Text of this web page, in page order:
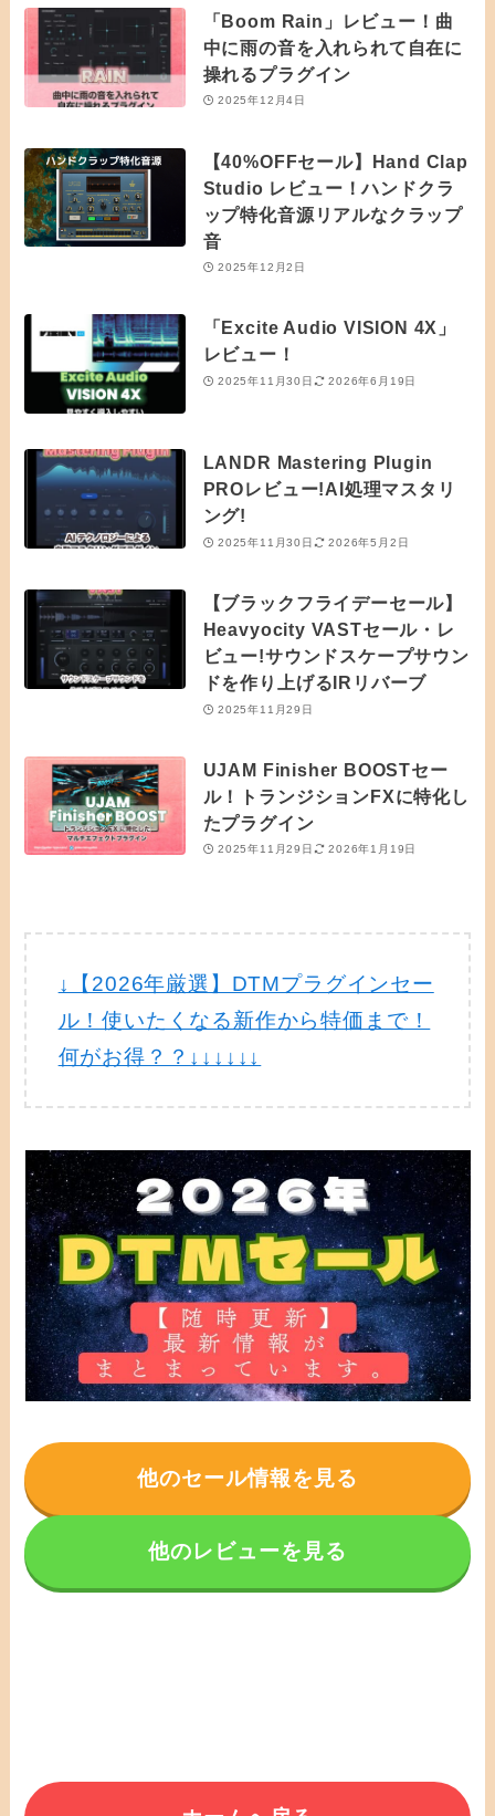
「Boom Rain」レビュー！曲
中に雨の音を入れられて自在に
操れるプラグイン
2025年12月4日
【40%OFFセール】Hand Clap
Studio レビュー！ハンドクラ
ップ特化音源リアルなクラップ
音
2025年12月2日
「Excite Audio VISION 4X」
レビュー！
2025年11月30日 2026年6月19日
LANDR Mastering Plugin
PROレビュー!AI処理マスタリ
ング!
2025年11月30日 2026年5月2日
【ブラックフライデーセール】
Heavyocity VASTセール・レ
ビュー!サウンドスケープサウン
ドを作り上げるIRリバーブ
2025年11月29日
UJAM Finisher BOOSTセー
ル！トランジションFXに特化し
たプラグイン
2025年11月29日 2026年1月19日
↓【2026年厳選】DTMプラグインセー
ル！使いたくなる新作から特価まで！
何がお得？？↓↓↓↓↓↓
他のセール情報を見る
他のレビューを見る